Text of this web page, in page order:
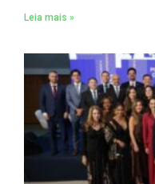
Leia mais »